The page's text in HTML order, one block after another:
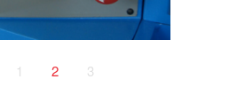
1 2 3